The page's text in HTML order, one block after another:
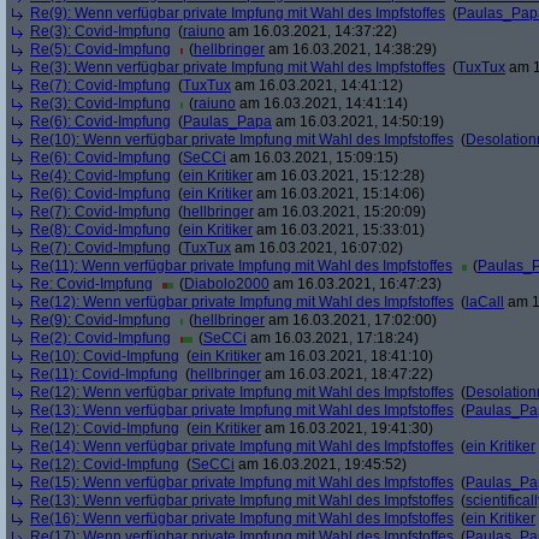
Re(9): Wenn verfügbar private Impfung mit Wahl des Impfstoffes (
Re(3): Covid-Impfung (raiuno am 16.03.2021, 14:37:22)
Re(5): Covid-Impfung
(hellbringer am 16.03.2021, 14:38:29)
Re(3): Wenn verfügbar private Impfung mit Wahl des Impfstoffes (TuxTux am
Re(7): Covid-Impfung (TuxTux am 16.03.2021, 14:41:12)
Re(3): Covid-Impfung
(raiuno am 16.03.2021, 14:41:14)
Re(6): Covid-Impfung (Paulas_Papa am 16.03.2021, 14:50:19)
Re(10): Wenn verfügbar private Impfung mit Wahl des Impfstoffes (
Re(6): Covid-Impfung (SeCCi am 16.03.2021, 15:09:15)
Re(4): Covid-Impfung (ein Kritiker am 16.03.2021, 15:12:28)
Re(6): Covid-Impfung (ein Kritiker am 16.03.2021, 15:14:06)
Re(7): Covid-Impfung (hellbringer am 16.03.2021, 15:20:09)
Re(8): Covid-Impfung (ein Kritiker am 16.03.2021, 15:33:01)
Re(7): Covid-Impfung (TuxTux am 16.03.2021, 16:07:02)
Re(11): Wenn verfügbar private Impfung mit Wahl des Impfstoffes
(
Re: Covid-Impfung
(Diabolo2000 am 16.03.2021, 16:47:23)
Re(12): Wenn verfügbar private Impfung mit Wahl des Impfstoffes ( laCall
am
Re(9): Covid-Impfung
(hellbringer am 16.03.2021, 17:02:00)
Re(2): Covid-Impfung
(SeCCi am 16.03.2021, 17:18:24)
Re(10): Covid-Impfung (ein Kritiker am 16.03.2021, 18:41:10)
Re(11): Covid-Impfung (hellbringer am 16.03.2021, 18:47:22)
Re(12): Wenn verfügbar private Impfung mit Wahl des Impfstoffes (
Re(13): Wenn verfügbar private Impfung mit Wahl des Impfstoffes (
Re(12): Covid-Impfung (ein Kritiker am 16.03.2021, 19:41:30)
Re(14): Wenn verfügbar private Impfung mit Wahl des Impfstoffes (ein Kritiker
Re(12): Covid-Impfung (SeCCi am 16.03.2021, 19:45:52)
Re(15): Wenn verfügbar private Impfung mit Wahl des Impfstoffes (
Re(13): Wenn verfügbar private Impfung mit Wahl des Impfstoffes (
Re(16): Wenn verfügbar private Impfung mit Wahl des Impfstoffes (ein Kritiker